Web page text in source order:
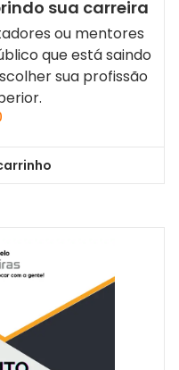
sua carreira
ou mentores
que está saindo
sua profissão